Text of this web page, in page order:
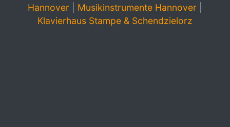
Hannover
Musikinstrumente Hannover
Klavierhaus Stampe & Schendzielorz